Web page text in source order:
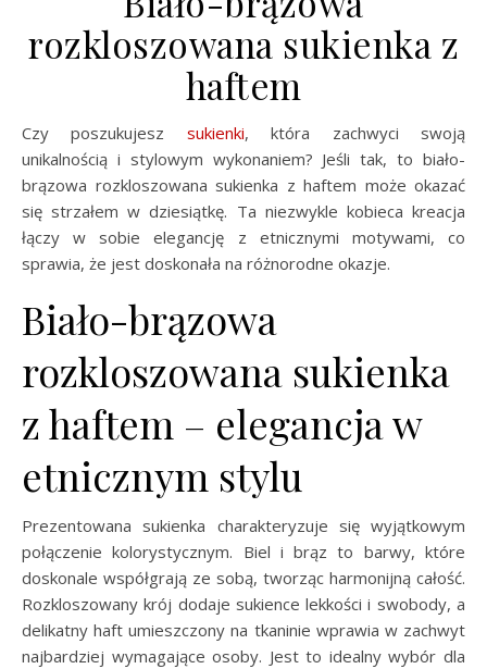
rozkloszowana sukienka z
haftem
Czy poszukujesz sukienki, która zachwyci swoją
unikalnością i stylowym wykonaniem? Jeśli tak, to biało-
brązowa rozkloszowana sukienka z haftem może okazać
się strzałem w dziesiątkę. Ta niezwykle kobieca kreacja
łączy w sobie elegancję z etnicznymi motywami, co
sprawia, że jest doskonała na różnorodne okazje.
Biało-brązowa
rozkloszowana sukienka
z haftem – elegancja w
etnicznym stylu
Prezentowana sukienka charakteryzuje się wyjątkowym
połączenie kolorystycznym. Biel i brąz to barwy, które
doskonale współgrają ze sobą, tworząc harmonijną całość.
Rozkloszowany krój dodaje sukience lekkości i swobody, a
delikatny haft umieszczony na tkaninie wprawia w zachwyt
najbardziej wymagające osoby. Jest to idealny wybór dla